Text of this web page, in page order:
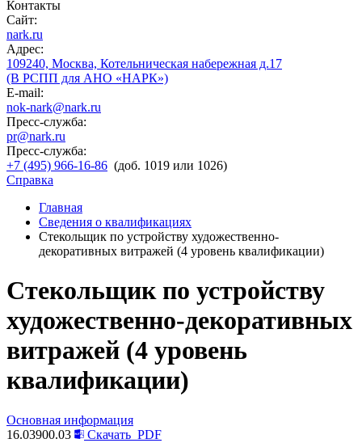
Контакты
Сайт:
nark.ru
Адрес:
109240, Москва, Котельническая набережная д.17
(В РСПП для АНО «НАРК»)
E-mail:
nok-nark@nark.ru
Пресс-служба:
pr@nark.ru
Пресс-служба:
+7 (495) 966-16-86 (доб. 1019 или 1026)
Справка
Главная
Сведения о квалификациях
Стекольщик по устройству художественно-
декоративных витражей (4 уровень квалификации)
Стекольщик по устройству
художественно-декоративных
витражей (4 уровень
квалификации)
Основная информация
16.03900.03
Скачать PDF